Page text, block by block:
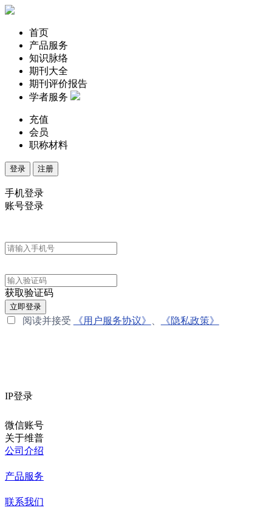
首页
产品服务
知识脉络
期刊大全
期刊评价报告
学者服务
充值
会员
职称材料
登录 注册
手机登录
账号登录
获取验证码
立即登录
阅读并接受 《用户服务协议》 《隐私政策》
IP登录
微信账号
关于维普
公司介绍
产品服务
联系我们